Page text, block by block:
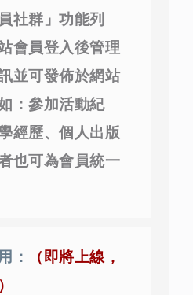
社群」功能列
會員登入後管理
並可發佈於網站
：參加活動紀
經歷、個人出版
也可為會員統一
：
（即將上線，